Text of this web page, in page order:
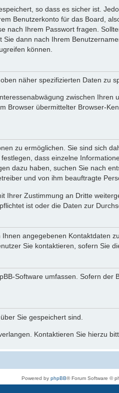
so dass es sicher ist.
Benutzerkonto für das Board,
nach Ihrem Passwort fragen.
dann nach Ihrem
können.
näher spezifizierten Daten zu
zwischen
Browser übermittelter Browser-
zu ermöglichen. Sie sind sich
dass einzelne
dazu haben, suchen Sie nach
und von ihm beauftragte
Ihrer Zustimmung an Dritte
ist oder die Daten zur
angegebenen Kontaktdaten
Sie kontaktieren, sofern Sie
Software umfassen. Sofern
Sie gespeichert sind.
Kontaktieren Sie hierzu
Powered by phpBB® Forum Software ©